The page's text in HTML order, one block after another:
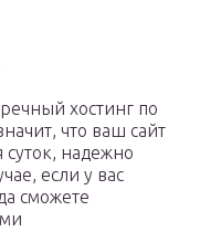
хостинг по
что ваш сайт
суток, надежно
если у вас
сможете